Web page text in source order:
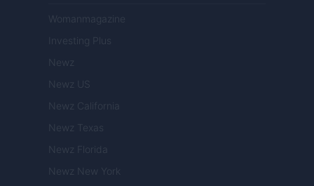
Womanmagazine
Investing Plus
Newz
Newz US
Newz California
Newz Texas
Newz Florida
Newz New York